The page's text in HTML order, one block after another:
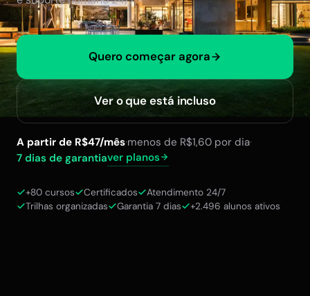
Quero começar agora
Ver o que está incluso
A partir de R$47/mês·menos de R$1,60 por dia·
7 dias de garantiaver planos
+80 cursos Certificados
Atendimento 24/7
Trilhas organizadas
Garantia 7 dias +2.496 alunos ativos